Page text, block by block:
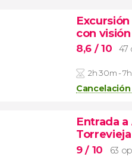
con
8,6 / 10 47
2h 30m - 7h
Entrada
Torrevieja
9/ 10 63